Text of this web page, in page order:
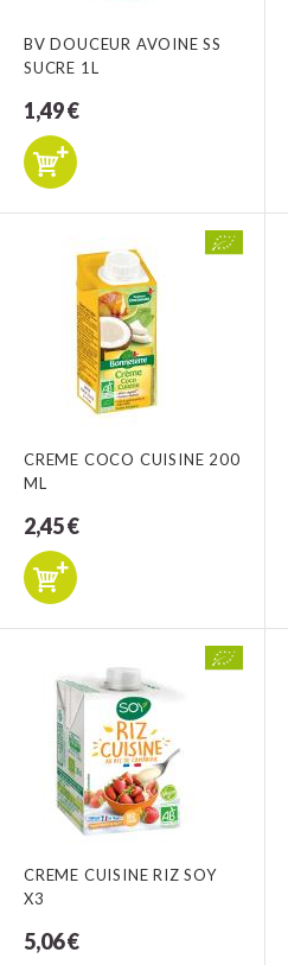
BV DOUCEUR AVOINE SS
SUCRE 1L
1,49 €
CREME COCO CUISINE 200
ML
2,45 €
CREME CUISINE RIZ SOY
X3
5,06 €